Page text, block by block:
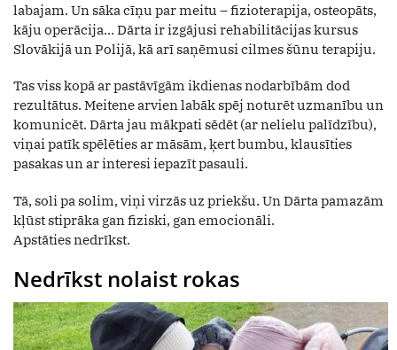
labajam. Un sāka cīņu par meitu – fizioterapija, osteopāts,
kāju operācija… Dārta ir izgājusi rehabilitācijas kursus
Slovākijā un Polijā, kā arī saņēmusi cilmes šūnu terapiju.
Tas viss kopā ar pastāvīgām ikdienas nodarbībām dod
rezultātus. Meitene arvien labāk spēj noturēt uzmanību un
komunicēt. Dārta jau mākpati sēdēt (ar nelielu palīdzību),
viņai patīk spēlēties ar māsām, ķert bumbu, klausīties
pasakas un ar interesi iepazīt pasauli.
Tā, soli pa solim, viņi virzās uz priekšu. Un Dārta pamazām
kļūst stiprāka gan fiziski, gan emocionāli.
Apstāties nedrīkst.
Nedrīkst nolaist rokas